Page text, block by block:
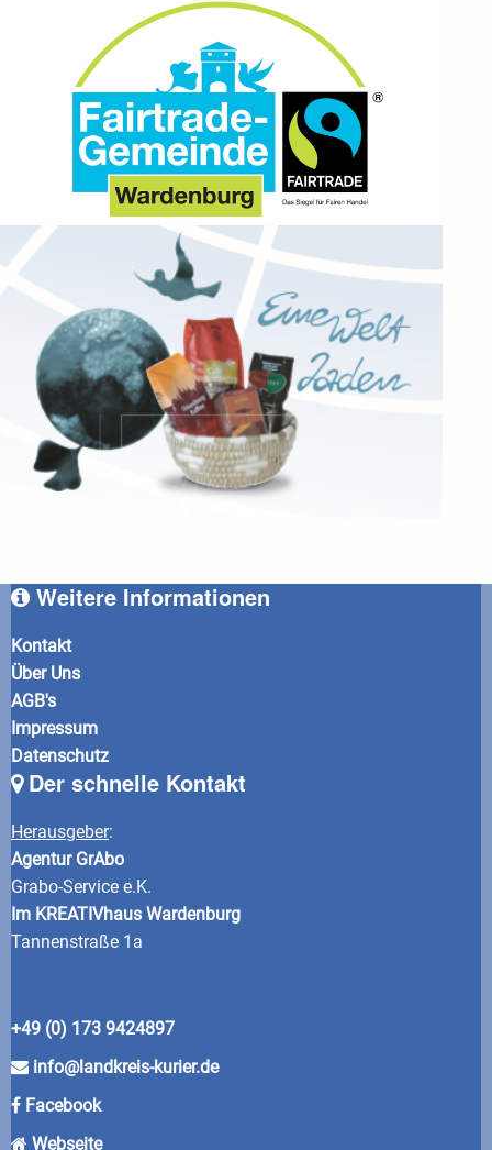
Weitere Informationen
Kontakt
Über Uns
AGB's
Impressum
Datenschutz
Der schnelle Kontakt
Herausgeber:
Agentur GrAbo
Grabo-Service e.K.
Im KREATIVhaus Wardenburg
Tannenstraße 1a
+49 (0) 173 9424897
info@landkreis-kurier.de
Facebook
Webseite